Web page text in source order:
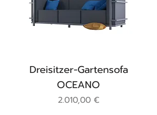
Dreisitzer-Gartensofa
OCEANO
Preis
2.010,00 €